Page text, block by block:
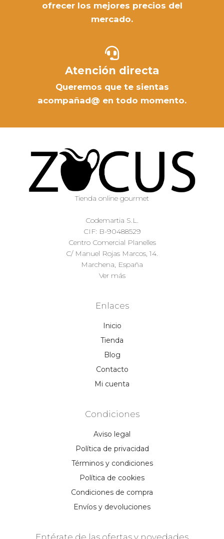
ofrecer los mejores precios del
mercado.
Atención directa
Queremos que te sientas
acompañad@ en todo momento.
Tienda online gourmet
Codemartia S.L.
CIF: B-90488529
Centro Comercial Planelles
C/ Manuel Rojas Marcos, 14.
Marchena, España
Ver más
Enlaces
Inicio
Tienda
Blog
Contacto
Mi cuenta
Condiciones
Aviso legal
Política de privacidad
Términos y condiciones
Política de cookies
Condiciones de compra
Envíos y devoluciones
Entérate de las ofertas y novedades